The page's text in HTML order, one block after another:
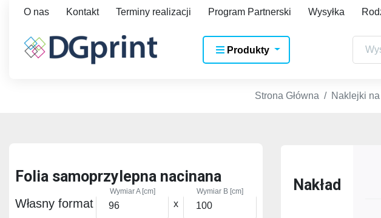
O nas Kontakt Terminy realizacji Program Partnerski Wysyłka
Produkty
Strona Główna Naklejki
Folia samoprzylepna nacinana
Własny format
Wymiar A [cm]
x
Wymiar B [cm] Nakład